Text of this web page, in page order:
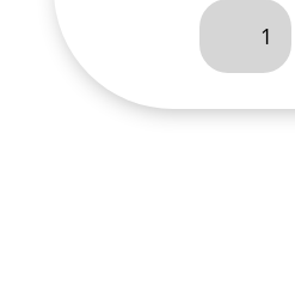
SAN
DEL
CHICO